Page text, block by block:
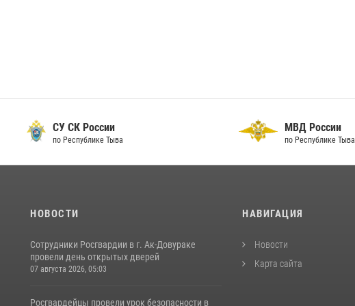
СУ СК России
по Республике Тыва
МВД России
по Республике Тыва
НОВОСТИ
Сотрудники Росгвардии в г. Ак-Довураке
провели день открытых дверей
07 августа 2026, 05:03
Росгвардейцы провели урок безопасности в
НАВИГАЦИЯ
Новости
Карта сайта